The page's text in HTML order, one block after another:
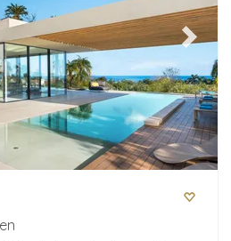
Next